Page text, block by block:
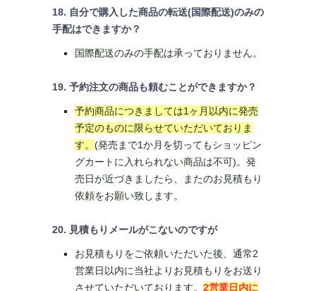
18. 自分で購入した商品の転送(国際配送)のみの
手配はできますか？
国際配送のみの手配は承っておりません。
19. 予約注文の商品も頼むことができますか？
予約商品につきましては1ヶ月以内に発売
予定のものに限らせていただいておりま
す。 (発売まで1か月を切ってもショッピン
グカートに入れられない商品は不可)。発
売日が近づきましたら、またのお見積もり
依頼をお願い致します。
20. 見積もりメールがこないのですが
お見積もりをご依頼いただいた後、通常2
営業日以内に当社よりお見積もりをお送り
させていただいております。 2営業日内に